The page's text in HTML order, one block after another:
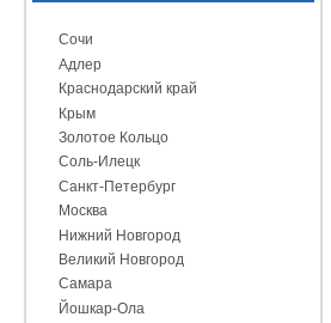
Сочи
Адлер
Краснодарский край
Крым
Золотое Кольцо
Соль-Илецк
Санкт-Петербург
Москва
Нижний Новгород
Великий Новгород
Самара
Йошкар-Ола